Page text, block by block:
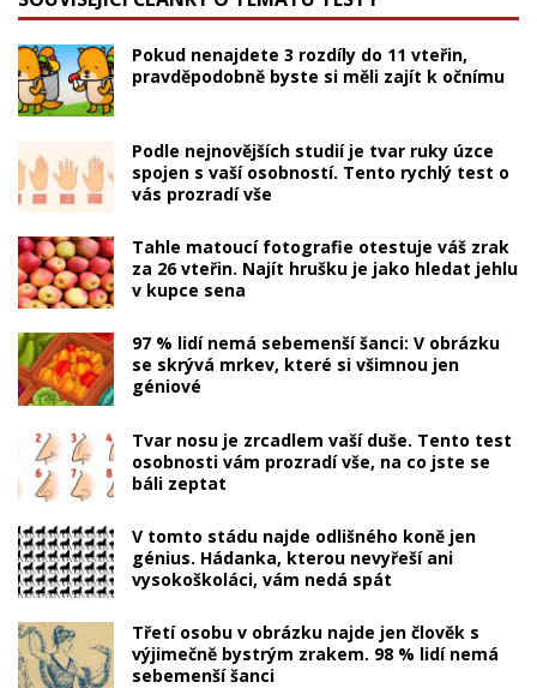
Pokud nenajdete 3 rozdíly do 11 vteřin,
pravděpodobně byste si měli zajít k očnímu
Podle nejnovějších studií je tvar ruky úzce
spojen s vaší osobností. Tento rychlý test o
vás prozradí vše
Tahle matoucí fotografie otestuje váš zrak
za 26 vteřin. Najít hrušku je jako hledat jehlu
v kupce sena
97 % lidí nemá sebemenší šanci: V obrázku
se skrývá mrkev, které si všimnou jen
géniové
Tvar nosu je zrcadlem vaší duše. Tento test
osobnosti vám prozradí vše, na co jste se
báli zeptat
V tomto stádu najde odlišného koně jen
génius. Hádanka, kterou nevyřeší ani
vysokoškoláci, vám nedá spát
Třetí osobu v obrázku najde jen člověk s
výjimečně bystrým zrakem. 98 % lidí nemá
sebemenší šanci